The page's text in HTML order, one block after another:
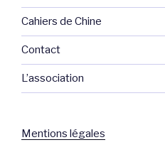
Cahiers de Chine
Contact
L’association
Mentions légales